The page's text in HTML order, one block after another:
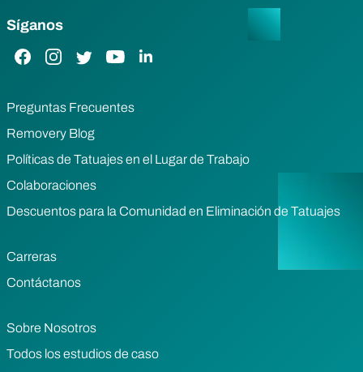
Síganos
Enlace de Facebook
Enlace de Instagram
Enlace de Twitter
Enlace de YouTube
Enlace de LinkedIn
Preguntas Frecuentes
Removery Blog
Políticas de Tatuajes en el Lugar de Trabajo
Colaboraciones
Descuentos para la Comunidad en Eliminación de Tatuajes
Carreras
Contáctanos
Sobre Nosotros
Todos los estudios de caso